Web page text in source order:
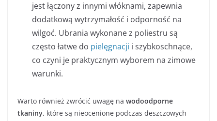
jest łączony z innymi włóknami, zapewnia
dodatkową wytrzymałość i odporność na
wilgoć. Ubrania wykonane z poliestru są
często łatwe do pielęgnacji i szybkoschnące,
co czyni je praktycznym wyborem na zimowe
warunki.
Warto również zwrócić uwagę na wodoodporne
tkaniny, które są nieocenione podczas deszczowych